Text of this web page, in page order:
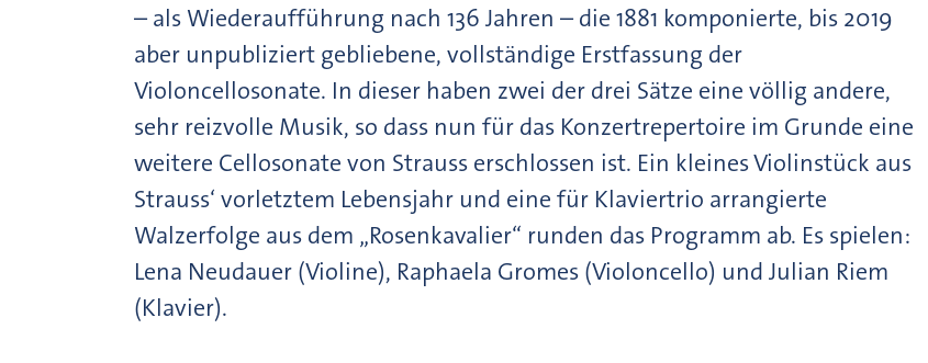
– als Wiederaufführung nach 136 Jahren – die 1881 komponierte, bis 2019
aber unpubliziert gebliebene, vollständige Erstfassung der
Violoncellosonate. In dieser haben zwei der drei Sätze eine völlig andere,
sehr reizvolle Musik, so dass nun für das Konzertrepertoire im Grunde eine
weitere Cellosonate von Strauss erschlossen ist. Ein kleines Violinstück aus
Strauss‘ vorletztem Lebensjahr und eine für Klaviertrio arrangierte
Walzerfolge aus dem „Rosenkavalier“ runden das Programm ab. Es spielen:
Lena Neudauer (Violine), Raphaela Gromes (Violoncello) und Julian Riem
(Klavier).